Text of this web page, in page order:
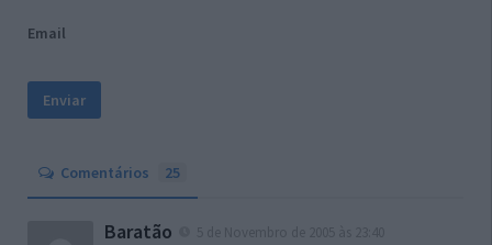
Email
Comentários 25
Baratão